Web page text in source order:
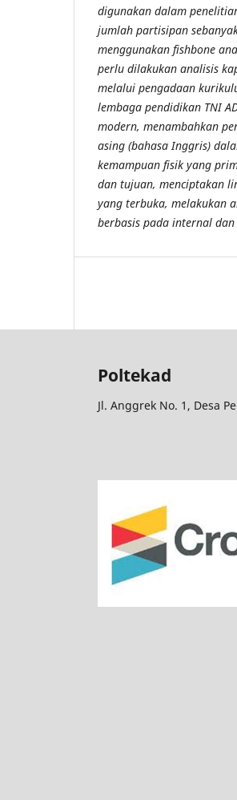
digunakan dalam
jumlah partisipan
menggunakan fishbone
perlu dilakukan analisis
melalui pengadaan
lembaga pendidikan TNI
modern, menambahkan
asing (bahasa Inggris)
kemampuan fisik yang
dan tujuan, menciptakan
yang terbuka, melakukan
berbasis pada internal dan
Poltekad
Jl. Anggrek No. 1, Desa